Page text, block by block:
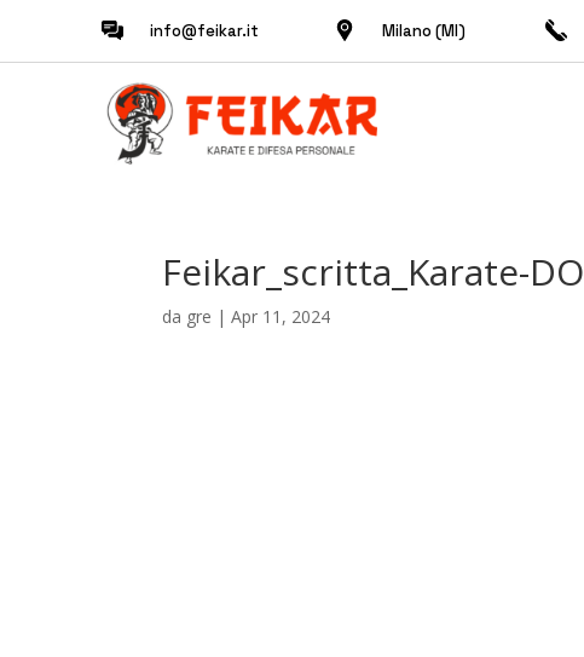
info@feikar.it Milano (MI)
Feikar_scritta_Karate-DO
da gre |Apr 11, 2024